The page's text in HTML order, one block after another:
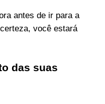
antes de ir para a
você estará
das suas